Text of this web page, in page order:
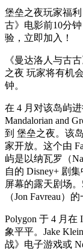
堡垒之夜玩家福
古》电影前10分
验，立即加入！
《曼达洛人与古
之夜 玩家将有机
钟。
在 4 月对该岛屿
Mandalorian and
到 堡垒之夜。该
家开放。这个由
屿是以纳瓦罗（
自的 Disney+ 剧
屏幕的露天剧场
（Jon Favreau）
Polygon 于 4 月
象平平。Jake
战》电子游戏或